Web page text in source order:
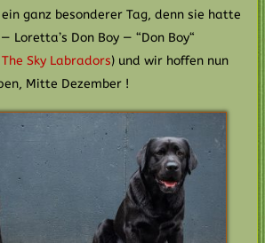
ganz besonderer Tag, denn sie hatte
Loretta’s Don Boy — “Don Boy“
Sky Labradors) und wir hoffen nun
Mitte Dezember !